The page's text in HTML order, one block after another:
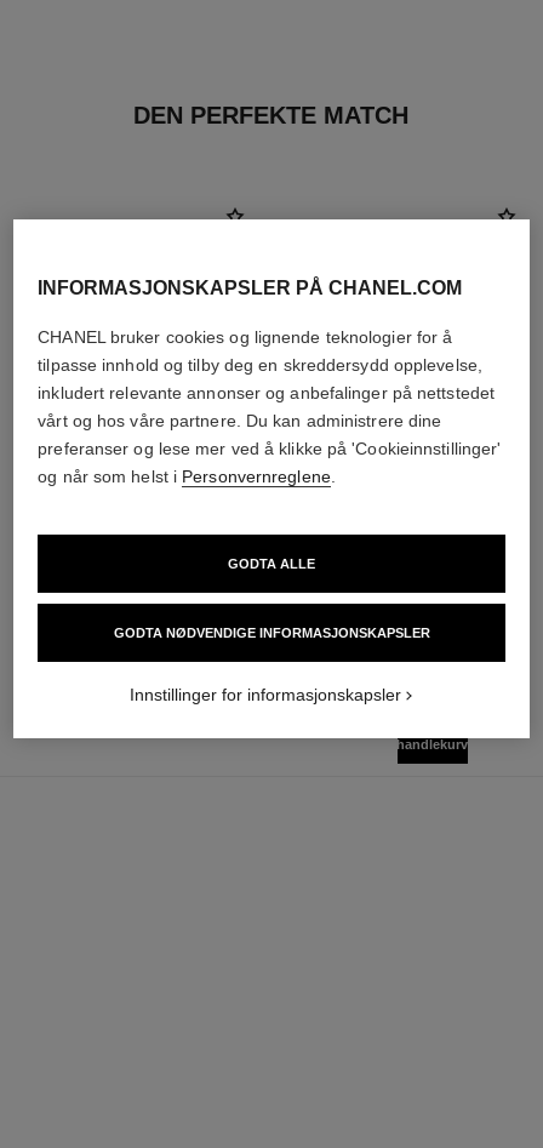
DEN PERFEKTE MATCH
Legg i handlekurv
Ref. 123630
nok 1 150
Legg i handlekurv
handlekurv
INFORMASJONSKAPSLER PÅ CHANEL.COM
CHANEL bruker cookies og lignende teknologier for å
tilpasse innhold og tilby deg en skreddersydd opplevelse,
inkludert relevante annonser og anbefalinger på nettstedet
vårt og hos våre partnere. Du kan administrere dine
preferanser og lese mer ved å klikke på 'Cookieinnstillinger'
og når som helst i Personvernreglene.
GODTA NØDVENDIGE INFORMASJONSKAPSLER
GODTA ALLE
Innstillinger for informasjonskapsler